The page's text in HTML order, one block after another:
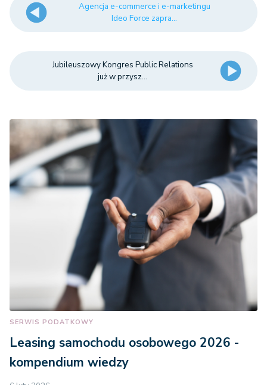
Agencja e-commerce i e-marketingu
Ideo Force zapra...
Jubileuszowy Kongres Public Relations
już w przysz...
SERWIS PODATKOWY
Leasing samochodu osobowego 2026 -
kompendium wiedzy